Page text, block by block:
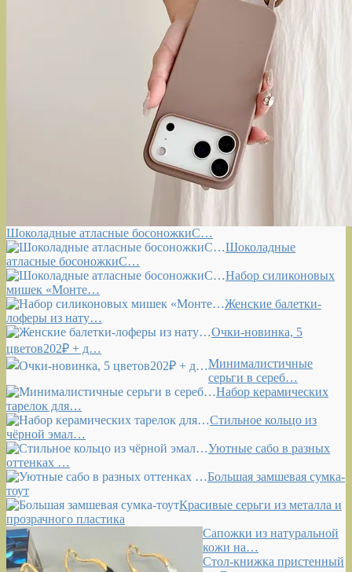
Шоколадные атласные босоножкиС…
Шоколадные
атласные босоножкиС…
Набор силиконовых
мишек «Монте…
Женские балетки-
лоферы из нату…
Очки-новинка, 5
цветов202₽ + д…
Минималистичные
серьги в сереб…
Набор керамических
тарелок для…
Стильное кольцо из
чёрной эмал…
Уютные сабо в разных
оттенках …
Большая замшевая сумка-
тоут
Красивые серьги из металла и
прозрачного пластика
Сапожки из натуральной
кожи на…
Стол-книжка пристенный